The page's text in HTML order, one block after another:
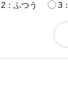
2：ふつう 3